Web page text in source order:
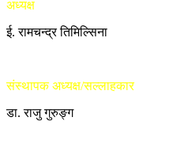
अध्यक्ष
ई. रामचन्द्र तिमिल्सिना
संस्थापक अध्यक्ष/सल्लाहकार
डा. राजु गुरुङ्ग